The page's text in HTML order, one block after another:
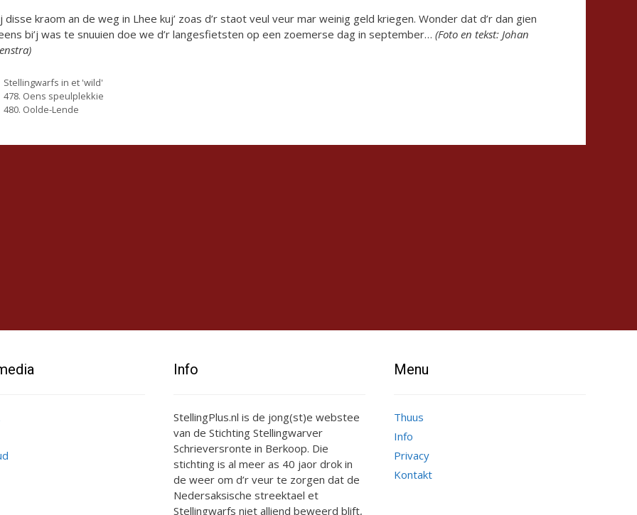
disse kraom an de weg in Lhee kuj’ zoas d’r staot veul veur mar weinig geld kriegen. Wonder dat d’r dan gien
bi’j was te snuuien doe we d’r langesfietsten op een zoemerse dag in september… (Foto en tekst: Johan
Categorieën
Stellingwarfs in et 'wild'
478. Oens speulplekkie
480. Oolde-Lende
Info
StellingPlus.nl is de jong(st)e webstee
van de Stichting Stellingwarver
Schrieversronte in Berkoop. Die
stichting is al meer as 40 jaor drok in
de weer om d’r veur te zorgen dat de
Nedersaksische streektael et
Stellingwarfs niet alliend beweerd blift,
Menu
Thuus
Info
Privacy
Kontakt